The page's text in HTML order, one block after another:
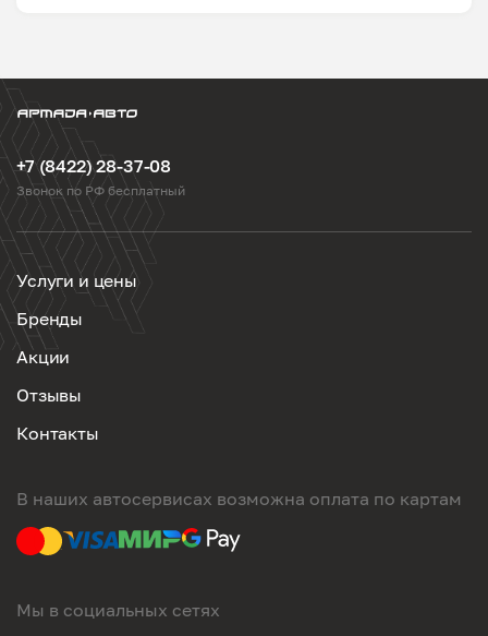
+7 (8422) 28-37-08
Звонок по РФ бесплатный
Услуги и цены
Бренды
Акции
Отзывы
Контакты
В наших автосервисах возможна оплата по картам
Мы в социальных сетях